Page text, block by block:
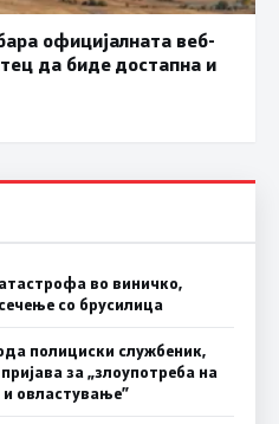
официјалната веб-
да биде достапна и
во виничко,
со брусилица
полициски службеник,
за „злоупотреба на
овластување”